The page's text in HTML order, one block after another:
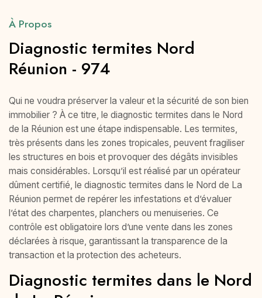
À Propos
Diagnostic termites Nord
Réunion - 974
Qui ne voudra préserver la valeur et la sécurité de son bien
immobilier ? À ce titre, le diagnostic termites dans le Nord
de la Réunion est une étape indispensable. Les termites,
très présents dans les zones tropicales, peuvent fragiliser
les structures en bois et provoquer des dégâts invisibles
mais considérables. Lorsqu’il est réalisé par un opérateur
dûment certifié, le diagnostic termites dans le Nord de La
Réunion permet de repérer les infestations et d’évaluer
l’état des charpentes, planchers ou menuiseries. Ce
contrôle est obligatoire lors d’une vente dans les zones
déclarées à risque, garantissant la transparence de la
transaction et la protection des acheteurs.
Diagnostic termites dans le Nord